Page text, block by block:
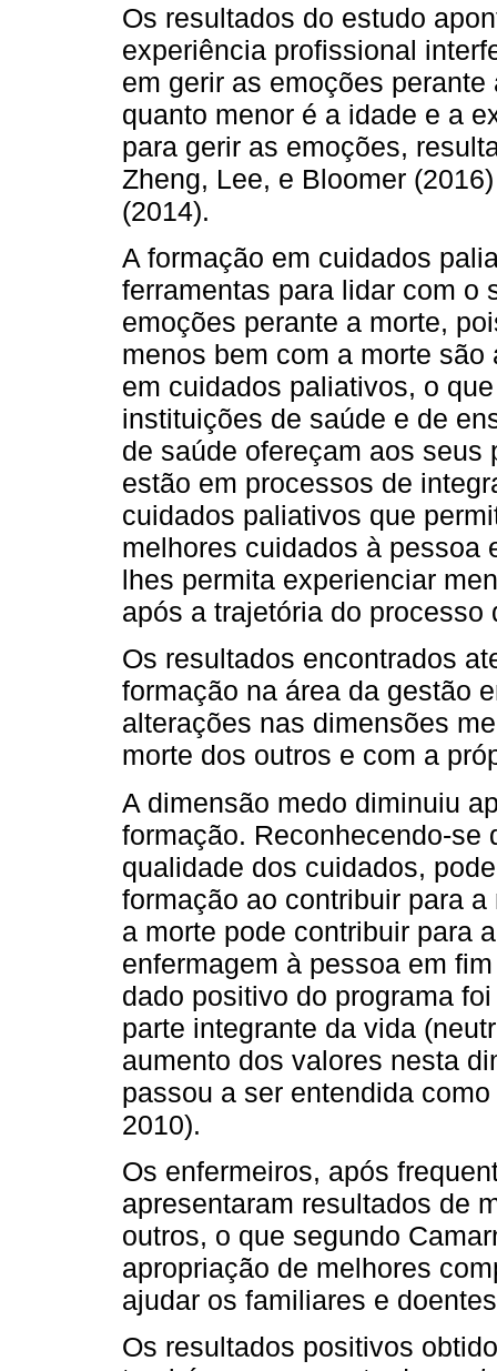
Os resultados do estudo
experiência profissional
em gerir as emoções
quanto menor é a idade e a
para gerir as emoções,
Zheng, Lee, e Bloomer
(2014).
A formação em cuidados
ferramentas para lidar com o
emoções perante a morte,
menos bem com a morte
em cuidados paliativos, o
instituições de saúde e de
de saúde ofereçam aos
estão em processos de
cuidados paliativos que
melhores cuidados à pessoa
lhes permita experienciar
após a trajetória do
Os resultados encontrados
formação na área da gestão
alterações nas dimensões
morte dos outros e com a
A dimensão medo diminuiu
formação. Reconhecendo-se
qualidade dos cuidados,
formação ao contribuir para
a morte pode contribuir para
enfermagem à pessoa em
dado positivo do programa
parte integrante da vida
aumento dos valores nesta
passou a ser entendida
2010).
Os enfermeiros, após
apresentaram resultados de
outros, o que segundo
apropriação de melhores
ajudar os familiares e
Os resultados positivos